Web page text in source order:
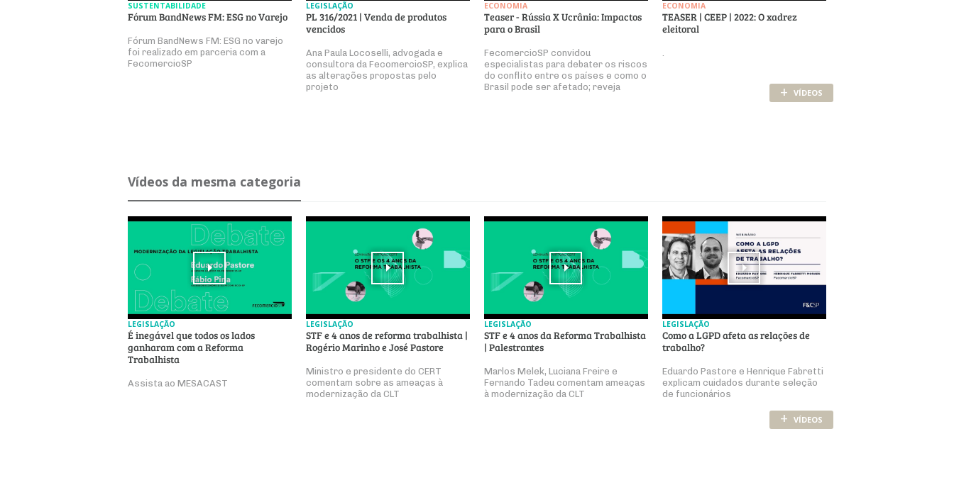
SUSTENTABILIDADE
Fórum BandNews FM: ESG no Varejo
Fórum BandNews FM: ESG no varejo
foi realizado em parceria com a
FecomercioSP
LEGISLAÇÃO
PL 316/2021 | Venda de produtos
vencidos
Ana Paula Locoselli, advogada e
consultora da FecomercioSP, explica
as alterações propostas pelo
projeto
ECONOMIA
Teaser - Rússia X Ucrânia: Impactos
para o Brasil
FecomercioSP convidou
especialistas para debater os riscos
do conflito entre os países e como o
Brasil pode ser afetado; reveja
ECONOMIA
TEASER | CEEP | 2022: O xadrez
eleitoral
.
+ VÍDEOS
Ví­deos da mesma ca­te­goria
LEGISLAÇÃO
É inegável que todos os lados
ganharam com a Reforma
Trabalhista
Assista ao MESACAST
LEGISLAÇÃO
STF e 4 anos de reforma trabalhista |
Rogério Marinho e José Pastore
Ministro e presidente do CERT
comentam sobre as ameaças à
modernização da CLT
LEGISLAÇÃO
STF e 4 anos da Reforma Trabalhista
| Palestrantes
Marlos Melek, Luciana Freire e
Fernando Tadeu comentam ameaças
à modernização da CLT
LEGISLAÇÃO
Como a LGPD afeta as relações de
trabalho?
Eduardo Pastore e Henrique Fabretti
explicam cuidados durante seleção
de funcionários
+ VÍDEOS